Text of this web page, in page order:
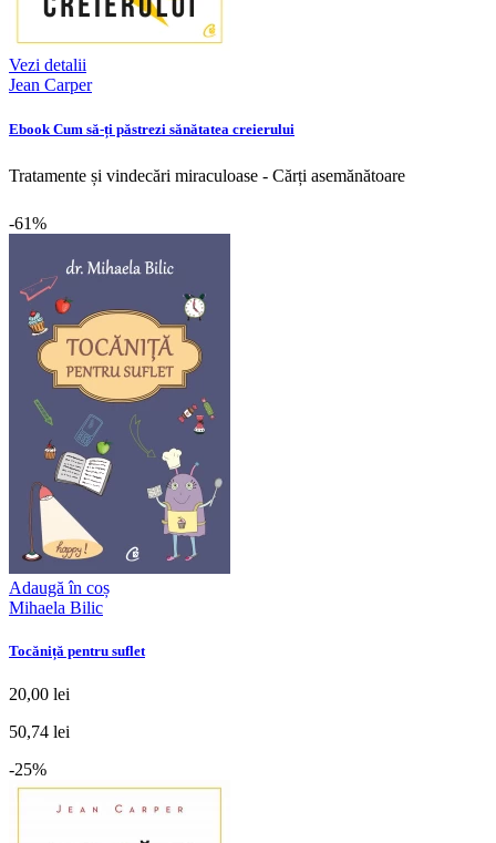
Vezi detalii
Jean Carper
Ebook Cum să-ți păstrezi sănătatea creierului
Tratamente și vindecări miraculoase - Cărți asemănătoare
-61%
Adaugă în coș
Mihaela Bilic
Tocăniță pentru suflet
20,00 lei
50,74 lei
-25%